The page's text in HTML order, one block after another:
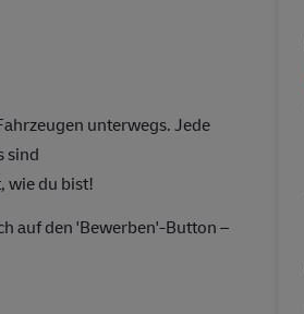
unterwegs. Jede
sind
wie du bist!
auf den 'Bewerben'-Button –